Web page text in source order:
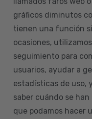
gráficos diminutos
tienen una función
ocasiones,
seguimiento para
usuarios, ayudar a
estadísticas de uso,
saber cuándo se
que podamos hacer